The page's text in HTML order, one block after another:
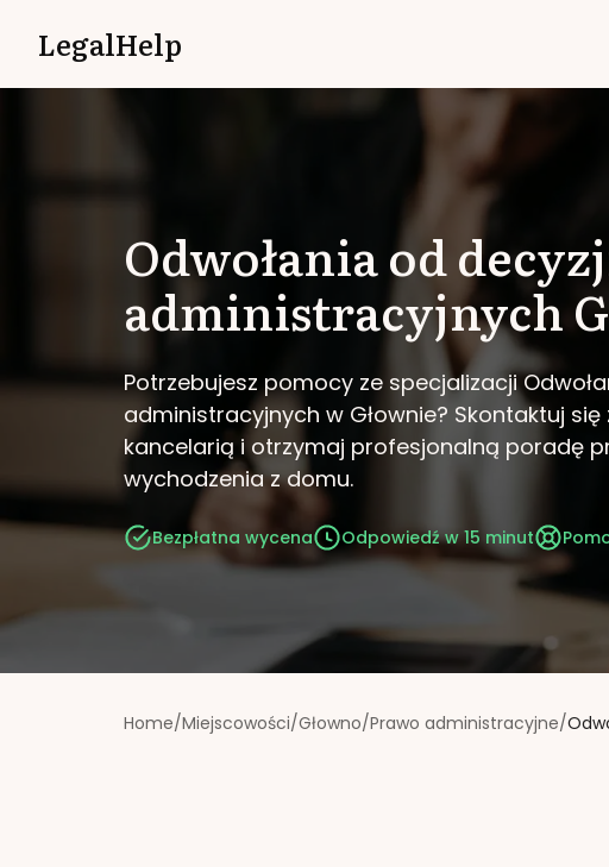
LegalHelp
Odwołania od
administracyjnych
Potrzebujesz pomocy ze specjalizacji
administracyjnych w Głownie? Skontaktuj się
kancelarią i otrzymaj profesjonalną poradę
wychodzenia z domu.
Bezpłatna wycena Odpowiedź w 15 minut
Home/Miejscowości/Głowno/Prawo administracyjne/